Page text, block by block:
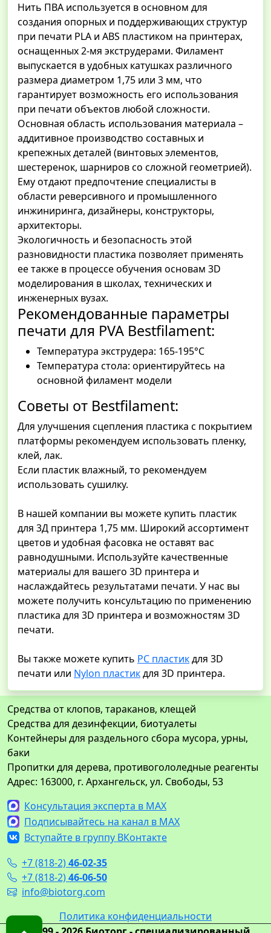
Нить ПВА используется в основном для
создания опорных и поддерживающих структур
при печати PLA и ABS пластиком на принтерах,
оснащенных 2-мя экструдерами. Филамент
выпускается в удобных катушках различного
размера диаметром 1,75 или 3 мм, что
гарантирует возможность его использования
при печати объектов любой сложности.
Основная область использования материала –
аддитивное производство составных и
крепежных деталей (винтовых элементов,
шестеренок, шарниров со сложной геометрией).
Ему отдают предпочтение специалисты в
области реверсивного и промышленного
инжиниринга, дизайнеры, конструкторы,
архитекторы.
Экологичность и безопасность этой
разновидности пластика позволяет применять
ее также в процессе обучения основам 3D
моделирования в школах, технических и
инженерных вузах.
Рекомендованные параметры
печати для PVA Bestfilament:
Температура экструдера: 165-195°С
Температура стола: ориентируйтесь на
основной филамент модели
Советы от Bestfilament:
Для улучшения сцепления пластика с покрытием
платформы рекомендуем использовать пленку,
клей, лак.
Если пластик влажный, то рекомендуем
использовать сушилку.
В нашей компании вы можете купить пластик
для 3Д принтера 1,75 мм. Широкий ассортимент
цветов и удобная фасовка не оставят вас
равнодушными. Используйте качественные
материалы для вашего 3D принтера и
наслаждайтесь результатами печати. У нас вы
можете получить консультацию по применению
пластика для 3D принтера и возможностям 3D
печати.
Вы также можете купить PC пластикдля 3D
печати или Nylon пластикдля 3D принтера.
Средства от клопов, тараканов, клещей
Средства для дезинфекции, биотуалеты
Контейнеры для раздельного сбора мусора, урны,
баки
Пропитки для дерева, противогололедные реагенты
Адрес: 163000, г. Архангельск, ул. Свободы, 53
Консультация эксперта в MAX
Подписывайтесь на канал в MAX
Вступайте в группу ВКонтакте
+7 (818-2)46-02-35
+7 (818-2)46-06-50
info@biotorg.com
Политика конфиденциальности